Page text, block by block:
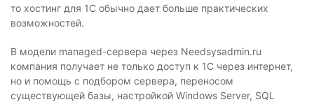
то хостинг для 1С обычно дает больше практических
возможностей.
В модели managed-сервера через Needsysadmin.ru
компания получает не только доступ к 1С через интернет,
но и помощь с подбором сервера, переносом
существующей базы, настройкой Windows Server, SQL